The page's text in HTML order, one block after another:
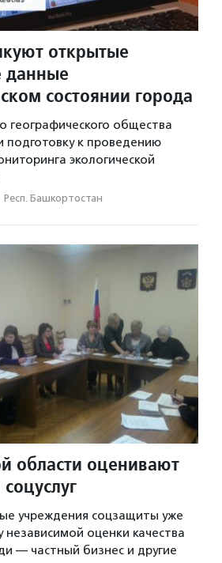
открытые
данные
состоянии города
географического общества
подготовку к проведению
экологической
Респ. Башкортостан
области оценивают
учреждения соцзащиты уже
оценки качества
— частный бизнес и другие